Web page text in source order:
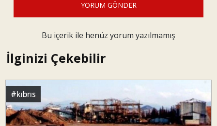
YORUM GÖNDER
Bu içerik ile henüz yorum yazılmamış
İlginizi Çekebilir
#kıbrıs